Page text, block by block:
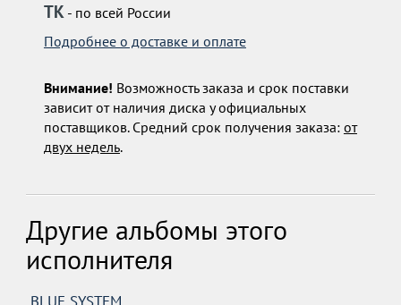
ТК- по всей России
Подробнее о доставке и оплате
Внимание! Возможность заказа и срок поставки
зависит от наличия диска у официальных
поставщиков. Средний срок получения заказа: от
двух недель.
Другие альбомы этого
исполнителя